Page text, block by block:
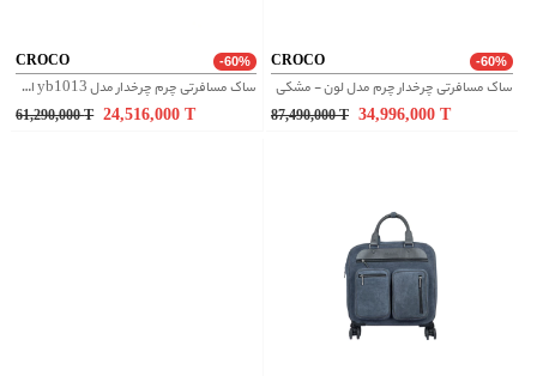
CROCO -60%
ساک مسافرتی چرم چرخدار مدل yb1013 اشبالت - عسلی
61,290,000T 24,516,000T
CROCO -60%
ساک مسافرتی چرخدار چرم مدل لون - مشکی
87,490,000T 34,996,000 T